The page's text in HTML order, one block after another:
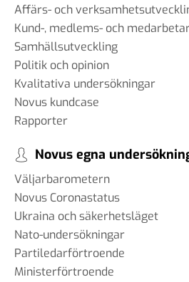
Affärs- och
Kund-, medlems- och
Samhällsutveckling
Politik och opinion
Kvalitativa undersökningar
Novus kundcase
Rapporter
Novus egna
Väljarbarometern
Novus Coronastatus
Ukraina och säkerhetsläget
Nato-undersökningar
Partiledarförtroende
Ministerförtroende